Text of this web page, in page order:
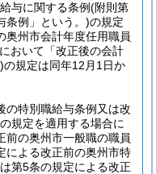
与に関する条例(附則第
条例」という。)の規定
奥州市会計年度任用職員
おいて「改正後の会計
の規定は同年12月1日か
の特別職給与条例又は改
規定を適用する場合に
前の奥州市一般職の職員
による改正前の奥州市特
第5条の規定による改正